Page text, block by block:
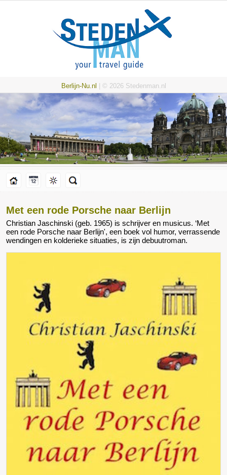
Berlijn-Nu.nl | © 2026 Stedenman.nl
Met een rode Porsche naar Berlijn
Christian Jaschinski (geb. 1965) is schrijver en musicus. ‘Met
een rode Porsche naar Berlijn', een boek vol humor, verrassende
wendingen en kolderieke situaties, is zijn debuutroman.